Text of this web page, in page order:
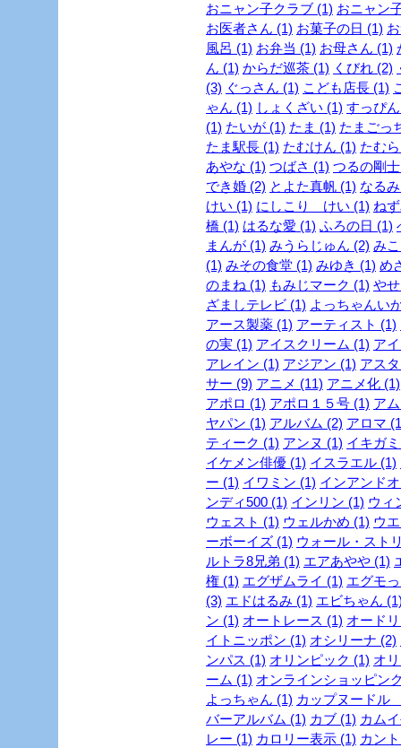
おニャン子クラブ (1) おニャン
お医者さん (1) お菓子の日 (1)
風呂 (1) お弁当 (1) お母さん (1)
ん (1) からだ巡茶 (1) くびれ (2)
(3) ぐっさん (1) こども店長 (1)
ゃん (1) しょくざい (1) すっぴ
(1) たいが (1) たま (1) たまごっ
たま駅長 (1) たむけん (1) たむ
あやな (1) つばさ (1) つるの剛
でき婚 (2) とよた真帆 (1) なる
けい (1) にしこり けい (1) ね
橋 (1) はるな愛 (1) ふろの日 (1)
まんが (1) みうらじゅん (2) み
(1) みその食堂 (1) みゆき (1) め
のまね (1) もみじマーク (1) や
ざましテレビ (1) よっちゃんい
アース製薬 (1) アーティスト (1)
の実 (1) アイスクリーム (1) ア
アレイン (1) アジアン (1) アス
サー (9) アニメ (11) アニメ化 (1)
アポロ (1) アポロ１５号 (1) ア
ヤパン (1) アルバム (2) アロマ
ティーク (1) アンヌ (1) イキガ
イケメン俳優 (1) イスラエル (1)
ー (1) イワミン (1) インアンド
ンディ500 (1) インリン (1) ウィ
ウェスト (1) ウェルかめ (1) ウ
ーボーイズ (1) ウォール・スト
ルトラ8兄弟 (1) エアあやや (1)
権 (1) エグザムライ (1) エグモ
(3) エドはるみ (1) エビちゃん
ン (1) オートレース (1) オード
イトニッポン (1) オシリーナ (2)
ンパス (1) オリンピック (1) オ
ーム (1) オンラインショッピン
よっちゃん (1) カップヌードル
バーアルバム (1) カブ (1) カム
レー (1) カロリー表示 (1) カン